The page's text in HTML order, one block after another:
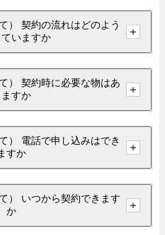
） 契約の流れはどのよう
いますか
） 契約時に必要な物はあ
ますか
） 電話で申し込みはでき
すか
） いつから契約できます
か